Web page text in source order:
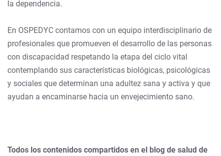
la dependencia.
En OSPEDYC contamos con un equipo interdisciplinario de
profesionales que promueven el desarrollo de las personas
con discapacidad respetando la etapa del ciclo vital
contemplando sus características biológicas, psicológicas
y sociales que determinan una adultez sana y activa y que
ayudan a encaminarse hacia un envejecimiento sano.
Todos los contenidos compartidos en el blog de salud de